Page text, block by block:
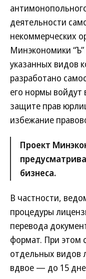
деятельности
некоммерческих
Минэкономики
указанных видов
разработано
его нормы войдут
защите прав
избежание
Проект
бизнеса.
В частности,
процедуры
перевода
формат. При этом
отдельных видов
вдвое — до 15